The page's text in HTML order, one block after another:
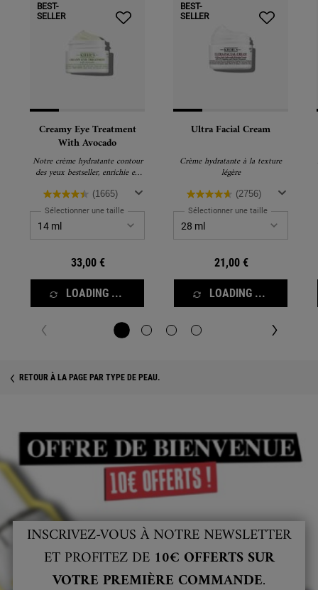
BEST-
SELLER
Creamy Eye Treatment
With Avocado
Notre crème hydratante contour
des yeux bestseller, enrichie en
carotène pour nourrir, lisser et
illuminer la zone sous les yeux
dès la première application.
(1665)
Sélectionner une taille
33,00 €
LOADING ...
BEST-
SELLER
Ultra Facial Cream
Crème hydratante à la texture
légère
(2756)
Sélectionner une taille
21,00 €
LOADING ...
RETOUR À LA PAGE PAR TYPE DE PEAU.
INSCRIVEZ-VOUS À NOTRE NEWSLETTER
ET PROFITEZ DE 10€ OFFERTS SUR
VOTRE PREMIÈRE COMMANDE.